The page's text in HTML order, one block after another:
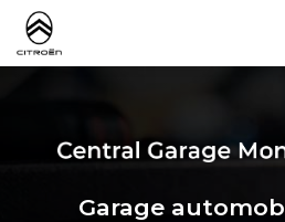
Aller
contenu
principal
Garage